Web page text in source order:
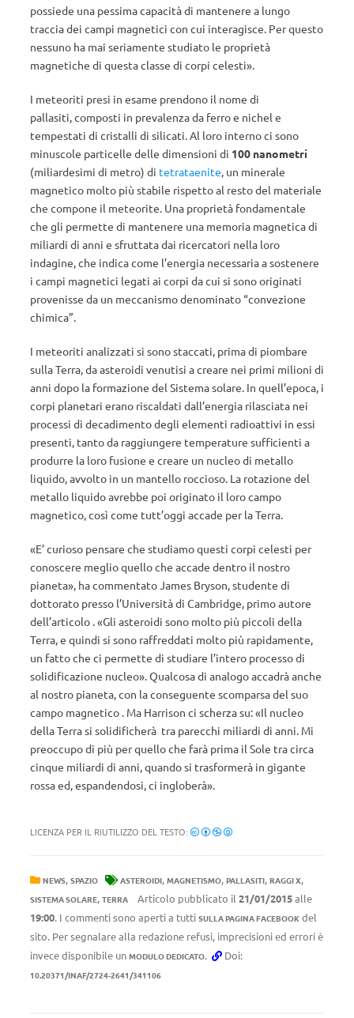
possiede una pessima capacità di mantenere a lungo
traccia dei campi magnetici con cui interagisce. Per questo
nessuno ha mai seriamente studiato le proprietà
magnetiche di questa classe di corpi celesti».
I meteoriti presi in esame prendono il nome di
pallasiti, composti in prevalenza da ferro e nichel e
tempestati di cristalli di silicati. Al loro interno ci sono
minuscole particelle delle dimensioni di 100 nanometri
(miliardesimi di metro) di tetrataenite, un minerale
magnetico molto più stabile rispetto al resto del materiale
che compone il meteorite. Una proprietà fondamentale
che gli permette di mantenere una memoria magnetica di
miliardi di anni e sfruttata dai ricercatori nella loro
indagine, che indica come l’energia necessaria a sostenere
i campi magnetici legati ai corpi da cui si sono originati
provenisse da un meccanismo denominato “convezione
chimica”.
I meteoriti analizzati si sono staccati, prima di piombare
sulla Terra, da asteroidi venutisi a creare nei primi milioni di
anni dopo la formazione del Sistema solare. In quell’epoca, i
corpi planetari erano riscaldati dall’energia rilasciata nei
processi di decadimento degli elementi radioattivi in essi
presenti, tanto da raggiungere temperature sufficienti a
produrre la loro fusione e creare un nucleo di metallo
liquido, avvolto in un mantello roccioso. La rotazione del
metallo liquido avrebbe poi originato il loro campo
magnetico, così come tutt’oggi accade per la Terra.
«E’ curioso pensare che studiamo questi corpi celesti per
conoscere meglio quello che accade dentro il nostro
pianeta», ha commentato James Bryson, studente di
dottorato presso l’Università di Cambridge, primo autore
dell’articolo . «Gli asteroidi sono molto più piccoli della
Terra, e quindi si sono raffreddati molto più rapidamente,
un fatto che ci permette di studiare l’intero processo di
solidificazione nucleo». Qualcosa di analogo accadrà anche
al nostro pianeta, con la conseguente scomparsa del suo
campo magnetico . Ma Harrison ci scherza su: «Il nucleo
della Terra si solidificherà tra parecchi miliardi di anni. Mi
preoccupo di più per quello che farà prima il Sole tra circa
cinque miliardi di anni, quando si trasformerà in gigante
rossa ed, espandendosi, ci ingloberà».
LICENZA PER IL RIUTILIZZO DEL TESTO:
NEWS, SPAZIO ASTEROIDI, MAGNETISMO, PALLASITI, RAGGI X,
SISTEMA SOLARE, TERRA Articolo pubblicato il 21/01/2015alle
19:00. I commenti sono aperti a tutti SULLA PAGINA FACEBOOK del
sito. Per segnalare alla redazione refusi, imprecisioni ed errori è
invece disponibile un MODULO DEDICATO. Doi:
10.20371/INAF/2724-2641/341106